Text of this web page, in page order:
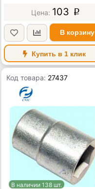
103 p
В корзину
Купить в 1 клик
Код товара: 27437
В наличии 138 шт.